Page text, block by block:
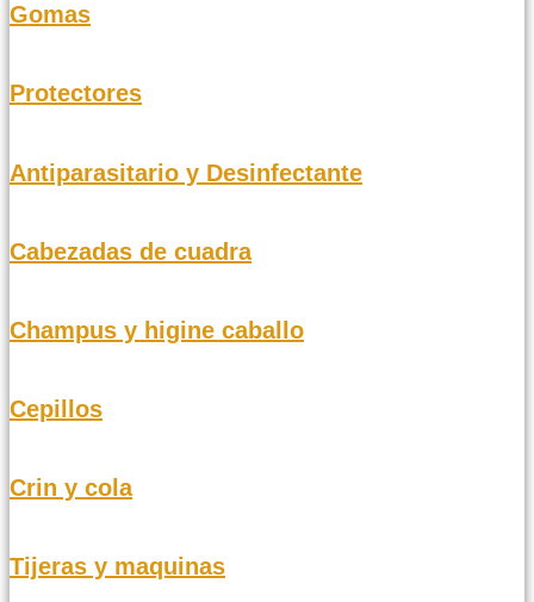
Gomas
Protectores
Antiparasitario y Desinfectante
Cabezadas de cuadra
Champus y higine caballo
Cepillos
Crin y cola
Tijeras y maquinas